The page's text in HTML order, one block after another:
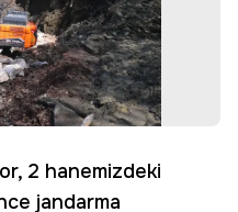
2 hanemizdeki
jandarma